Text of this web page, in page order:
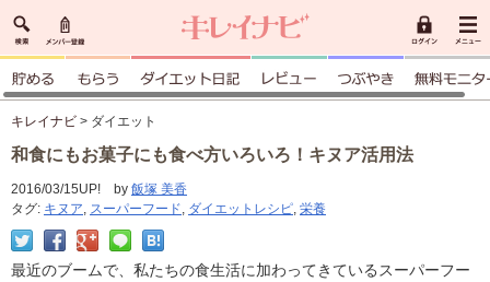
キレイナビ > ダイエット
和食にもお菓子にも食べ方いろいろ！キヌア活用法
2016/03/15UP! by 飯塚 美香
タグ: キヌア, スーパーフード, ダイエットレシピ, 栄養
最近のブームで、私たちの食生活に加わってきているスーパーフー